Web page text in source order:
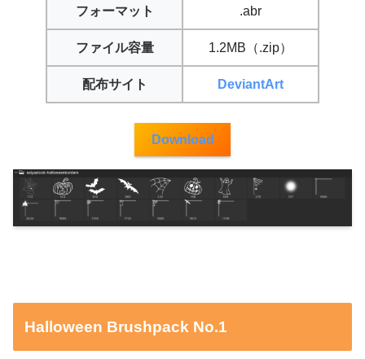
フォーマット .abr
ファイル容量 1.2MB（.zip）
配布サイト DeviantArt
Download
Halloween Brushpack No.1